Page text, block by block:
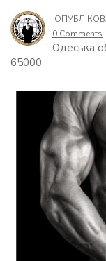
0 Comments
Одеська
65000